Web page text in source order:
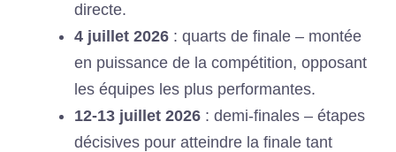
directe.
4 juillet 2026 : quarts de finale – montée
en puissance de la compétition, opposant
les équipes les plus performantes.
12-13 juillet 2026 : demi-finales – étapes
décisives pour atteindre la finale tant